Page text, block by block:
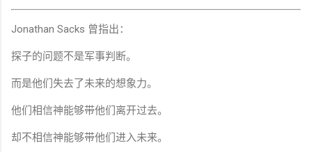
Jonathan Sacks 曾指出：
探子的问题不是军事判断。
而是他们失去了未来的想象力。
他们相信神能够带他们离开过去。
却不相信神能够带他们进入未来。